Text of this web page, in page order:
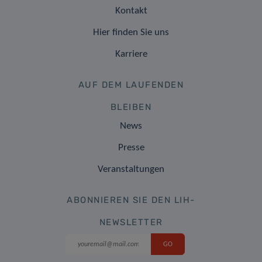
Kontakt
Hier finden Sie uns
Karriere
AUF DEM LAUFENDEN
BLEIBEN
News
Presse
Veranstaltungen
ABONNIEREN SIE DEN LIH-
NEWSLETTER